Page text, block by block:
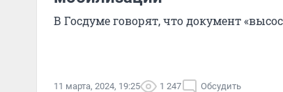
В Госдуме говорят, что документ
11 марта, 2024, 19:25 1 247 Обсудить